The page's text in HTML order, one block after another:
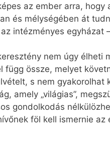
az ember arra,
és mélységében át
intézményes egyházat
nem úgy
függ össze, melyet
s nem gyakorolhat
amely „világias”,
gondolkodás
föl kell ismernie